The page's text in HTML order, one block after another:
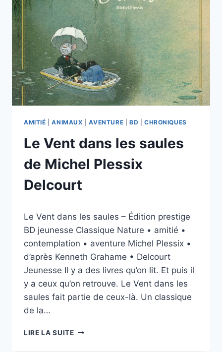
DUPUIS
AMITIÉ |ANIMAUX |AVENTURE BD CHRONIQUES
Le Vent dans les saules
de Michel Plessix
Delcourt
esther.vernier@gmail.com
Le Vent dans les saules – Édition prestige
BD jeunesse Classique Nature • amitié •
contemplation • aventure Michel Plessix •
d’après Kenneth Grahame • Delcourt
Jeunesse Il y a des livres qu’on lit. Et puis il
y a ceux qu’on retrouve. Le Vent dans les
saules fait partie de ceux-là. Un classique
de la…
LIRE LA SUITELE